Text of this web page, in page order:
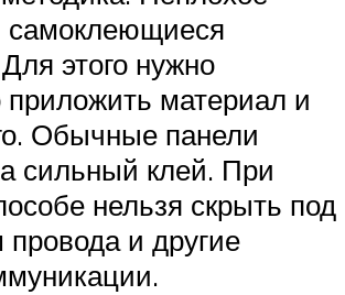
этого нужно
приложить материал и
Обычные панели
сильный клей. При
нельзя скрыть под
и другие